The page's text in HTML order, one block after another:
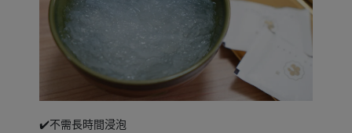
✔️不需長時間浸泡